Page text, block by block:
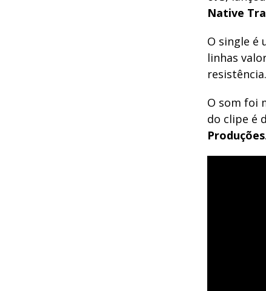
Native
O single é
linhas
resistência.
O som foi
do clipe é
Produções.